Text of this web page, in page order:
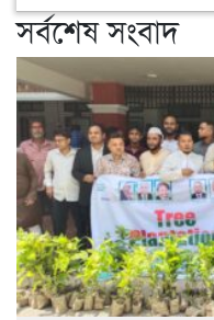
সর্বশেষ সংবাদ